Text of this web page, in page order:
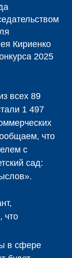
Кириенко
2025
всех 89
1 497
что
с
сад:
что
в сфере